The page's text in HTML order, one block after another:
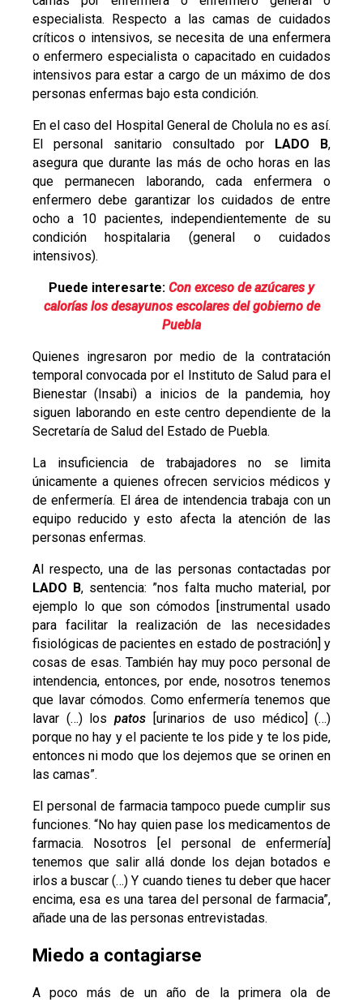
especialista. Respecto a las camas de cuidados
críticos o intensivos, se necesita de una enfermera
o enfermero especialista o capacitado en cuidados
intensivos para estar a cargo de un máximo de dos
personas enfermas bajo esta condición.
En el caso del Hospital General de Cholula no es así.
El personal sanitario consultado por LADO B,
asegura que durante las más de ocho horas en las
que permanecen laborando, cada enfermera o
enfermero debe garantizar los cuidados de entre
ocho a 10 pacientes, independientemente de su
condición hospitalaria (general o cuidados
intensivos).
Puede interesarte: Con exceso de azúcares y
calorías los desayunos escolares del gobierno de
Puebla
Quienes ingresaron por medio de la contratación
temporal convocada por el Instituto de Salud para el
Bienestar (Insabi) a inicios de la pandemia, hoy
siguen laborando en este centro dependiente de la
Secretaría de Salud del Estado de Puebla.
La insuficiencia de trabajadores no se limita
únicamente a quienes ofrecen servicios médicos y
de enfermería. El área de intendencia trabaja con un
equipo reducido y esto afecta la atención de las
personas enfermas.
Al respecto, una de las personas contactadas por
LADO B, sentencia: ”nos falta mucho material, por
ejemplo lo que son cómodos [instrumental usado
para facilitar la realización de las necesidades
fisiológicas de pacientes en estado de postración] y
cosas de esas. También hay muy poco personal de
intendencia, entonces, por ende, nosotros tenemos
que lavar cómodos. Como enfermería tenemos que
lavar (…) lospatos [urinarios de uso médico] (…)
porque no hay y el paciente te los pide y te los pide,
entonces ni modo que los dejemos que se orinen en
las camas”.
El personal de farmacia tampoco puede cumplir sus
funciones. “No hay quien pase los medicamentos de
farmacia. Nosotros [el personal de enfermería]
tenemos que salir allá donde los dejan botados e
irlos a buscar (…) Y cuando tienes tu deber que hacer
encima, esa es una tarea del personal de farmacia”,
añade una de las personas entrevistadas.
Miedo a contagiarse
A poco más de un año de la primera ola de